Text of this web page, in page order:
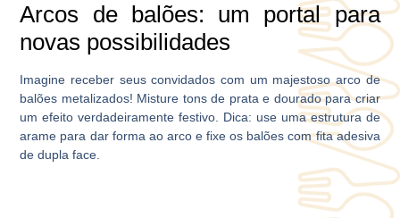
Arcos de balões: um portal para
novas possibilidades
Imagine receber seus convidados com um majestoso arco de
balões metalizados! Misture tons de prata e dourado para criar
um efeito verdadeiramente festivo. Dica: use uma estrutura de
arame para dar forma ao arco e fixe os balões com fita adesiva
de dupla face.